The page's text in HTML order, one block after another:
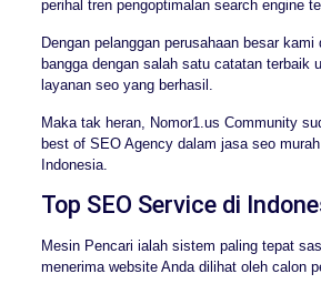
perihal tren pengoptimalan search engine
Dengan pelanggan perusahaan besar
bangga dengan salah satu catatan terbaik
layanan seo yang berhasil.
Maka tak heran, Nomor1.us Community
best of SEO Agency dalam jasa seo
Indonesia.
Top SEO Service di
Mesin Pencari ialah sistem paling tepat
menerima website Anda dilihat oleh calon